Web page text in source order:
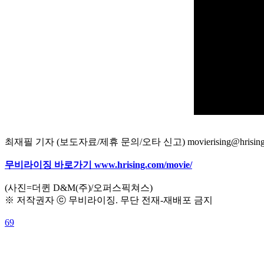
최재필 기자 (보도자료/제휴 문의/오타 신고)
무비라이징 바로가기 www.hrising.com/movie/
(사진=더퀸 D&M(주)/오퍼스픽쳐스)
※ 저작권자 ⓒ 무비라이징. 무단 전재-재배포 금지
69